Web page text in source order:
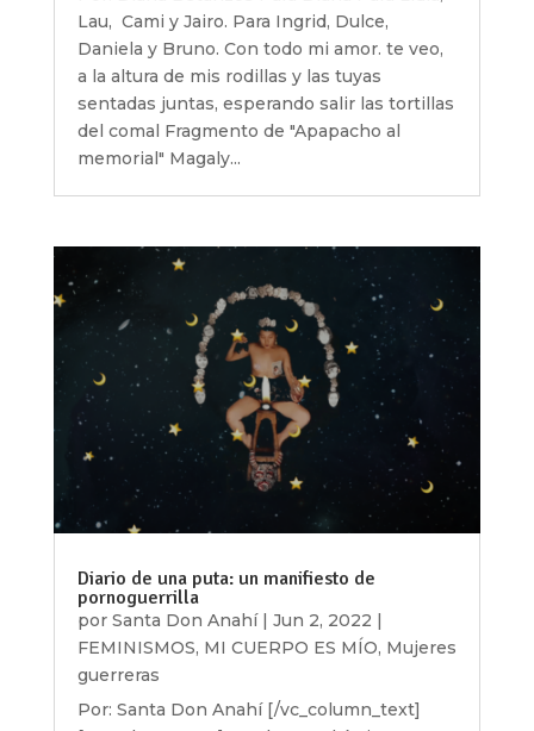
Lau, Cami y Jairo. Para Ingrid, Dulce,
Daniela y Bruno. Con todo mi amor. te veo,
a la altura de mis rodillas y las tuyas
sentadas juntas, esperando salir las tortillas
del comal Fragmento de "Apapacho al
memorial" Magaly...
Diario de una puta: un manifiesto de
pornoguerrilla
por Santa Don Anahí| Jun 2, 2022 |
FEMINISMOS, MI CUERPO ES MÍO, Mujeres
guerreras
Por: Santa Don Anahí [/vc_column_text]